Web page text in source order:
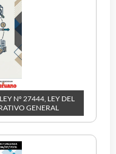
Nº 27444, LEY DEL
GENERAL